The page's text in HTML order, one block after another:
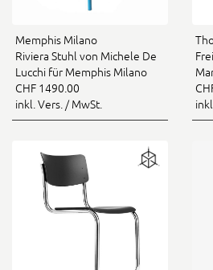
Memphis Milano
Riviera Stuhl von Michele De
Lucchi für Memphis Milano
CHF 1490.00
inkl. Vers. / MwSt.